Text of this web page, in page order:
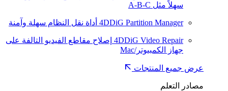
سهلاً مثل A-B-C
4DDiG Partition Manager أداة نقل النظام سهلة وآمنة
4DDiG Video Repair إصلاح مقاطع الفيديو التالفة على
جهاز الكمبيوتر/Mac
عرض جميع المنتجات
مصادر التعلم